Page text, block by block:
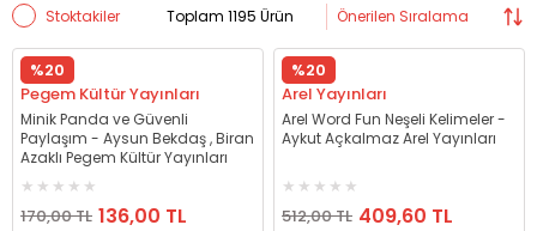
Stoktakiler Toplam 1195 Ürün
%20
Pegem Kültür Yayınları
Minik Panda ve Güvenli
Paylaşım - Aysun Bekdaş , Biran
Azaklı Pegem Kültür Yayınları
170,00 TL 136,00 TL
%20
Arel Yayınları
Arel Word Fun Neşeli Kelimeler -
Aykut Açkalmaz Arel Yayınları
512,00 TL 409,60 TL